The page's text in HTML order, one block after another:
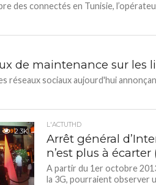
des connectés en Tunisie,
de maintenance sur les
réseaux sociaux aujourd'hui
2.3K
L'ACTUTHD
Arrêt général
n’est plus à écarter
A partir du 1er octobre
la 3G, pourraient observer